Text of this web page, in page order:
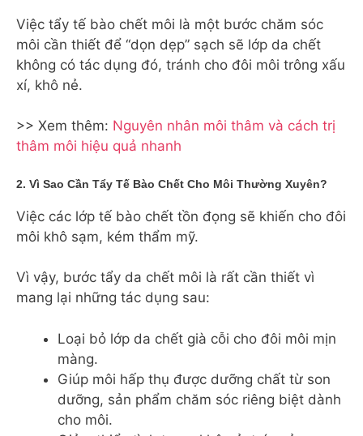
Việc tẩy tế bào chết môi là một bước chăm sóc
môi cần thiết để “dọn dẹp” sạch sẽ lớp da chết
không có tác dụng đó, tránh cho đôi môi trông xấu
xí, khô nẻ.
>> Xem thêm: Nguyên nhân môi thâm và cách trị
thâm môi hiệu quả nhanh
2. Vì Sao Cần Tẩy Tế Bào Chết Cho Môi Thường Xuyên?
Việc các lớp tế bào chết tồn đọng sẽ khiến cho đôi
môi khô sạm, kém thẩm mỹ.
Vì vậy, bước tẩy da chết môi là rất cần thiết vì
mang lại những tác dụng sau:
Loại bỏ lớp da chết già cỗi cho đôi môi mịn
màng.
Giúp môi hấp thụ được dưỡng chất từ son
dưỡng, sản phẩm chăm sóc riêng biệt dành
cho môi.